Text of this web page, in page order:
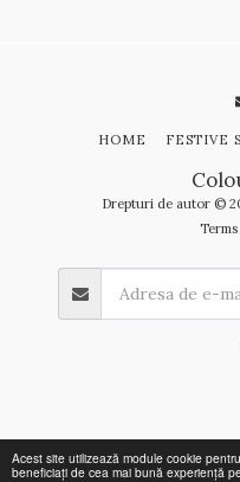
Acest site utilizează module cookie
beneficiați de cea mai bună experiență
Drepturi de autor ©
Terms
HOME FESTIVE